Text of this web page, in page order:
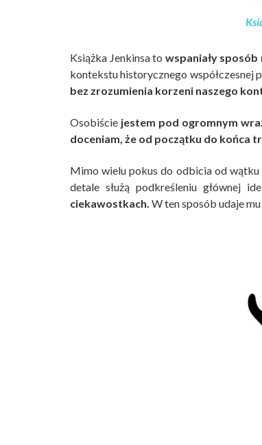
Książka Jenkinsa to wspaniały
kontekstu historycznego współczesnej
bez zrozumienia korzeni naszego
Osobiście jestem pod ogromnym
doceniam, że od początku do końca
Mimo wielu pokus do odbicia od wątku
detale służą podkreśleniu głównej
ciekawostkach. W ten sposób udaje